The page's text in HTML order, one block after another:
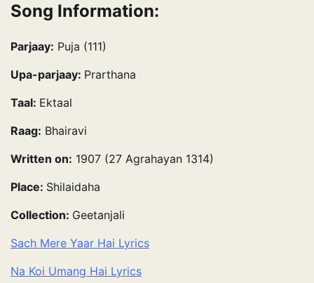
Song Information:
Parjaay: Puja (111)
Upa-parjaay: Prarthana
Taal: Ektaal
Raag: Bhairavi
Written on: 1907 (27 Agrahayan 1314)
Place: Shilaidaha
Collection: Geetanjali
Sach Mere Yaar Hai Lyrics
Na Koi Umang Hai Lyrics